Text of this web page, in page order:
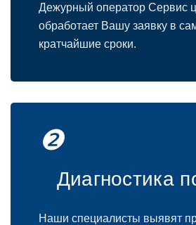
Дежурный оператор Сервис
обработает Вашу заявку в
кратчайшие сроки.
❷
Диагностика
Наши специалисты выявят